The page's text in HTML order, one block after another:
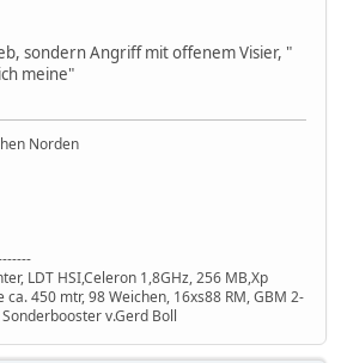
sondern Angriff mit offenem Visier, "
meine"
Norden
LDT HSI,Celeron 1,8GHz, 256 MB,Xp
ca. 450 mtr, 98 Weichen, 16xs88 RM, GBM 2-
v.Gerd Boll